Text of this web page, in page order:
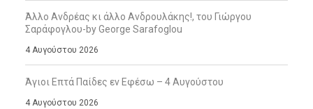
Άλλο Ανδρέας κι άλλο Ανδρουλάκης!, του Γιώργου
Σαράφογλου-by George Sarafoglou
4 Αυγούστου 2026
Άγιοι Επτά Παίδες εν Εφέσω – 4 Αυγούστου
4 Αυγούστου 2026